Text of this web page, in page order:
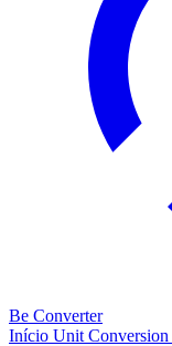
Be Converter
Início Unit Conversion